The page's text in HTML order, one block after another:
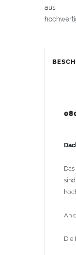
aus
Die
Die für
Material:
Gewicht:
Das
An
Die